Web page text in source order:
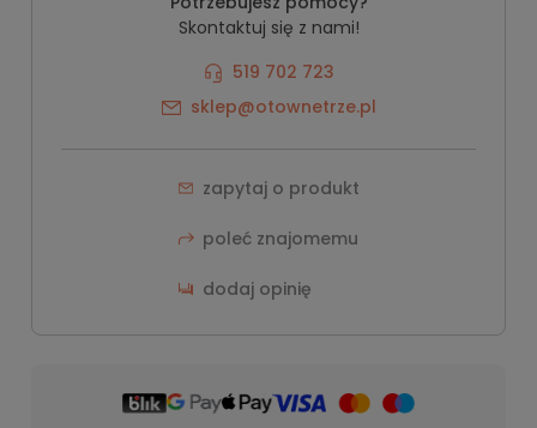
Skontaktuj się z nami!
519 702 723
sklep@otownetrze.pl
zapytaj o produkt
poleć znajomemu
dodaj opinię